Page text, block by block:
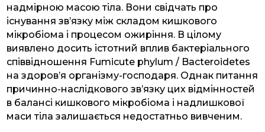
надмірною масою тіла. Вони свідчать про
існування зв’язку між складом кишкового
мікробіома і процесом ожиріння. В цілому
виявлено досить істотний вплив бактеріального
співвідношення Fumicute phylum / Bacteroidetes
на здоров’я організму-господаря. Однак питання
причинно-наслідкового зв’язку цих відмінностей
в балансі кишкового мікробіома і надлишкової
маси тіла залишається недостатньо вивченим.